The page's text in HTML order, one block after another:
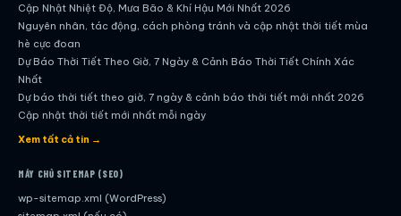
Cập Nhật Nhiệt Độ, Mưa Bão & Khí Hậu Mới Nhất 2026
Nguyên nhân, tác động, cách phòng tránh và cập nhật thời tiết mùa
hè cực đoan
Dự Báo Thời Tiết Theo Giờ, 7 Ngày & Cảnh Báo Thời Tiết Chính Xác
Nhất
Dự báo thời tiết theo giờ, 7 ngày & cảnh báo thời tiết mới nhất 2026
Cập nhật thời tiết mới nhất mỗi ngày
Hướng dẫn đầy đủ về dự báo thời tiết hiện đại
Dự Báo Thời Tiết Theo Giờ, 7 Ngày & Cảnh Báo Thời Tiết Chính Xác
Công Cụ Không Thể Thiếu Trong Cuộc Sống Hiện Đại
Xem tất cả tin →
MÁY CHỦ SITEMAP (SEO)
wp-sitemap.xml (WordPress)